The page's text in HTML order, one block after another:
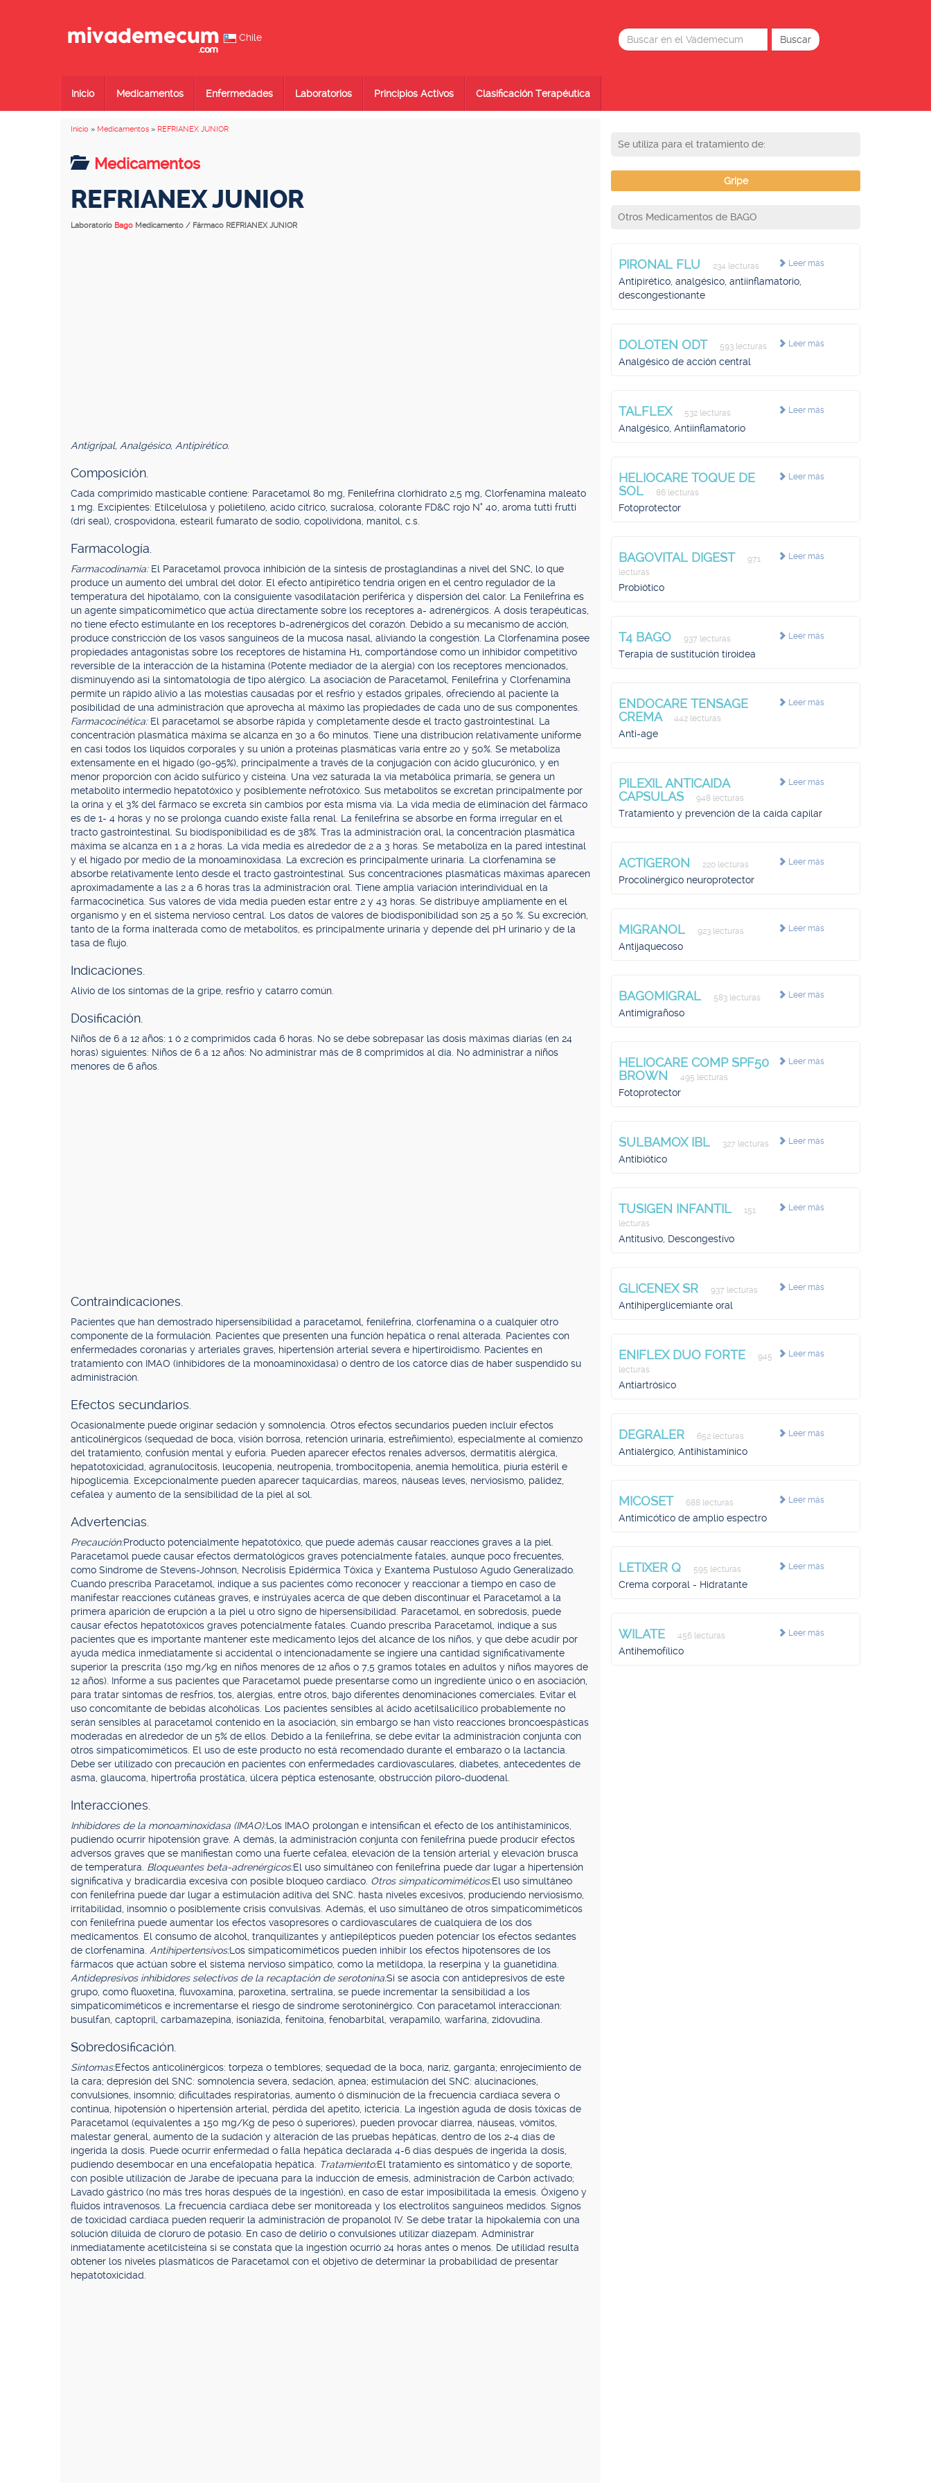
Chile
Inicio Medicamentos Enfermedades Laboratorios Principios Activos Clasificación Terapéutica
Inicio » Medicamentos » REFRIANEX JUNIOR
Medicamentos
REFRIANEX JUNIOR
Laboratorio Bago Medicamento / Fármaco REFRIANEX JUNIOR
Antigripal, Analgésico, Antipirético.
Composición.
Cada comprimido masticable contiene: Paracetamol 80 mg, Fenilefrina clorhidrato 2,5 mg, Clorfenamina maleato
1 mg. Excipientes: Etilcelulosa y polietileno, acido cítrico, sucralosa, colorante FD&C rojo N° 40, aroma tutti frutti
(dri seal), crospovidona, estearil fumarato de sodio, copolividona, manitol, c.s.
Farmacología.
Farmacodinamia: El Paracetamol provoca inhibición de la síntesis de prostaglandinas a nivel del SNC, lo que
produce un aumento del umbral del dolor. El efecto antipirético tendría origen en el centro regulador de la
temperatura del hipotálamo, con la consiguiente vasodilatación periférica y dispersión del calor. La Fenilefrina es
un agente simpaticomimético que actúa directamente sobre los receptores a- adrenérgicos. A dosis terapéuticas,
no tiene efecto estimulante en los receptores b-adrenérgicos del corazón. Debido a su mecanismo de acción,
produce constricción de los vasos sanguíneos de la mucosa nasal, aliviando la congestión. La Clorfenamina posee
propiedades antagonistas sobre los receptores de histamina H1, comportándose como un inhibidor competitivo
reversible de la interacción de la histamina (Potente mediador de la alergia) con los receptores mencionados,
disminuyendo así la sintomatología de tipo alérgico. La asociación de Paracetamol, Fenilefrina y Clorfenamina
permite un rápido alivio a las molestias causadas por el resfrío y estados gripales, ofreciendo al paciente la
posibilidad de una administración que aprovecha al máximo las propiedades de cada uno de sus componentes.
Farmacocinética: El paracetamol se absorbe rápida y completamente desde el tracto gastrointestinal. La
concentración plasmática máxima se alcanza en 30 a 60 minutos. Tiene una distribución relativamente uniforme
en casi todos los líquidos corporales y su unión a proteínas plasmáticas varía entre 20 y 50%. Se metaboliza
extensamente en el hígado (90-95%), principalmente a través de la conjugación con ácido glucurónico, y en
menor proporción con ácido sulfúrico y cisteína. Una vez saturada la vía metabólica primaria, se genera un
metabolito intermedio hepatotóxico y posiblemente nefrotóxico. Sus metabolitos se excretan principalmente por
la orina y el 3% del fármaco se excreta sin cambios por esta misma vía. La vida media de eliminación del fármaco
es de 1- 4 horas y no se prolonga cuando existe falla renal. La fenilefrina se absorbe en forma irregular en el
tracto gastrointestinal. Su biodisponibilidad es de 38%. Tras la administración oral, la concentración plasmática
máxima se alcanza en 1 a 2 horas. La vida media es alrededor de 2 a 3 horas. Se metaboliza en la pared intestinal
y el hígado por medio de la monoaminoxidasa. La excreción es principalmente urinaria. La clorfenamina se
absorbe relativamente lento desde el tracto gastrointestinal. Sus concentraciones plasmáticas máximas aparecen
aproximadamente a las 2 a 6 horas tras la administración oral. Tiene amplia variación interindividual en la
farmacocinética. Sus valores de vida media pueden estar entre 2 y 43 horas. Se distribuye ampliamente en el
organismo y en el sistema nervioso central. Los datos de valores de biodisponibilidad son 25 a 50 %. Su excreción,
tanto de la forma inalterada como de metabolitos, es principalmente urinaria y depende del pH urinario y de la
tasa de flujo.
Indicaciones.
Alivio de los síntomas de la gripe, resfrío y catarro común.
Dosificación.
Niños de 6 a 12 años: 1 ó 2 comprimidos cada 6 horas. No se debe sobrepasar las dosis máximas diarias (en 24
horas) siguientes: Niños de 6 a 12 años: No administrar más de 8 comprimidos al día. No administrar a niños
menores de 6 años.
Contraindicaciones.
Pacientes que han demostrado hipersensibilidad a paracetamol, fenilefrina, clorfenamina o a cualquier otro
componente de la formulación. Pacientes que presenten una función hepática o renal alterada. Pacientes con
enfermedades coronarias y arteriales graves, hipertensión arterial severa e hipertiroidismo. Pacientes en
tratamiento con IMAO (inhibidores de la monoaminoxidasa) o dentro de los catorce días de haber suspendido su
administración.
Efectos secundarios.
Ocasionalmente puede originar sedación y somnolencia. Otros efectos secundarios pueden incluir efectos
anticolinérgicos (sequedad de boca, visión borrosa, retención urinaria, estreñimiento), especialmente al comienzo
del tratamiento, confusión mental y euforia. Pueden aparecer efectos renales adversos, dermatitis alérgica,
hepatotoxicidad, agranulocitosis, leucopenia, neutropenia, trombocitopenia, anemia hemolítica, piuria estéril e
hipoglicemia. Excepcionalmente pueden aparecer taquicardias, mareos, náuseas leves, nerviosismo, palidez,
cefalea y aumento de la sensibilidad de la piel al sol.
Advertencias.
Precaución:Producto potencialmente hepatotóxico, que puede además causar reacciones graves a la piel.
Paracetamol puede causar efectos dermatológicos graves potencialmente fatales, aunque poco frecuentes,
como Síndrome de Stevens-Johnson, Necrolisis Epidérmica Tóxica y Exantema Pustuloso Agudo Generalizado.
Cuando prescriba Paracetamol, indique a sus pacientes cómo reconocer y reaccionar a tiempo en caso de
manifestar reacciones cutáneas graves, e instrúyales acerca de que deben discontinuar el Paracetamol a la
primera aparición de erupción a la piel u otro signo de hipersensibilidad. Paracetamol, en sobredosis, puede
causar efectos hepatotóxicos graves potencialmente fatales. Cuando prescriba Paracetamol, indique a sus
pacientes que es importante mantener este medicamento lejos del alcance de los niños, y que debe acudir por
ayuda médica inmediatamente si accidental o intencionadamente se ingiere una cantidad significativamente
superior la prescrita (150 mg/kg en niños menores de 12 años o 7,5 gramos totales en adultos y niños mayores de
12 años). Informe a sus pacientes que Paracetamol puede presentarse como un ingrediente único o en asociación,
para tratar síntomas de resfríos, tos, alergias, entre otros, bajo diferentes denominaciones comerciales. Evitar el
uso concomitante de bebidas alcohólicas. Los pacientes sensibles al ácido acetilsalicílico probablemente no
serán sensibles al paracetamol contenido en la asociación, sin embargo se han visto reacciones broncoespásticas
moderadas en alrededor de un 5% de ellos. Debido a la fenilefrina, se debe evitar la administración conjunta con
otros simpaticomiméticos. El uso de este producto no está recomendado durante el embarazo o la lactancia.
Debe ser utilizado con precaución en pacientes con enfermedades cardiovasculares, diabetes, antecedentes de
asma, glaucoma, hipertrofia prostática, úlcera péptica estenosante, obstrucción píloro-duodenal.
Interacciones.
Inhibidores de la monoaminoxidasa (IMAO):Los IMAO prolongan e intensifican el efecto de los antihistamínicos,
pudiendo ocurrir hipotensión grave. A demás, la administración conjunta con fenilefrina puede producir efectos
adversos graves que se manifiestan como una fuerte cefalea, elevación de la tensión arterial y elevación brusca
de temperatura. Bloqueantes beta-adrenérgicos:El uso simultáneo con fenilefrina puede dar lugar a hipertensión
significativa y bradicardia excesiva con posible bloqueo cardíaco. Otros simpaticomiméticos:El uso simultáneo
con fenilefrina puede dar lugar a estimulación aditiva del SNC. hasta niveles excesivos, produciendo nerviosismo,
irritabilidad, insomnio o posiblemente crisis convulsivas. Además, el uso simultáneo de otros simpaticomiméticos
con fenilefrina puede aumentar los efectos vasopresores o cardiovasculares de cualquiera de los dos
medicamentos. El consumo de alcohol, tranquilizantes y antiepilépticos pueden potenciar los efectos sedantes
de clorfenamina. Antihipertensivos:Los simpaticomiméticos pueden inhibir los efectos hipotensores de los
fármacos que actúan sobre el sistema nervioso simpático, como la metildopa, la reserpina y la guanetidina.
Antidepresivos inhibidores selectivos de la recaptación de serotonina:Si se asocia con antidepresivos de este
grupo, como fluoxetina, fluvoxamina, paroxetina, sertralina, se puede incrementar la sensibilidad a los
simpaticomiméticos e incrementarse el riesgo de síndrome serotoninérgico. Con paracetamol interaccionan:
busulfan, captopril, carbamazepina, isoniazida, fenitoína, fenobarbital, verapamilo, warfarina, zidovudina.
Sobredosificación.
Síntomas:Efectos anticolinérgicos: torpeza o temblores; sequedad de la boca, nariz, garganta; enrojecimiento de
la cara; depresión del SNC: somnolencia severa, sedación, apnea; estimulación del SNC: alucinaciones,
convulsiones, insomnio; dificultades respiratorias, aumento ó disminución de la frecuencia cardíaca severa o
continua, hipotensión o hipertensión arterial, pérdida del apetito, ictericia. La ingestión aguda de dosis tóxicas de
Paracetamol (equivalentes a 150 mg/Kg de peso ó superiores), pueden provocar diarrea, náuseas, vómitos,
malestar general, aumento de la sudación y alteración de las pruebas hepáticas, dentro de los 2-4 días de
ingerida la dosis. Puede ocurrir enfermedad o falla hepática declarada 4-6 días después de ingerida la dosis,
pudiendo desembocar en una encefalopatía hepática.
Tratamiento:El tratamiento es sintomático y de soporte,
con posible utilización de Jarabe de ipecuana para la inducción de emesis, administración de Carbón activado;
Lavado gástrico (no más tres horas después de la ingestión), en caso de estar imposibilitada la emesis. Óxigeno y
fluidos intravenosos. La frecuencia cardíaca debe ser monitoreada y los electrolitos sanguíneos medidos. Signos
de toxicidad cardíaca pueden requerir la administración de propanolol IV. Se debe tratar la hipokalemia con una
solución diluida de cloruro de potasio. En caso de delirio o convulsiones utilizar diazepam. Administrar
inmediatamente acetilcisteína si se constata que la ingestión ocurrió 24 horas antes o menos. De utilidad resulta
obtener los niveles plasmáticos de Paracetamol con el objetivo de determinar la probabilidad de presentar
hepatotoxicidad.
Se utiliza para el tratamiento de:
Gripe
Otros Medicamentos de BAGO
Leer más
PIRONAL FLU 234 lecturas
Antipirético, analgésico, antiinflamatorio,
descongestionante
Leer más
DOLOTEN ODT 593 lecturas
Analgésico de acción central
Leer más
TALFLEX 532 lecturas
Analgésico, Antiinflamatorio
Leer más
HELIOCARE TOQUE DE
SOL
86 lecturas
Fotoprotector
Leer más
BAGOVITAL DIGEST
971
lecturas
Probiótico
Leer más
T4 BAGO 937 lecturas
Terapia de sustitución tiroidea
Leer más
ENDOCARE TENSAGE
CREMA
442 lecturas
Anti-age
Leer más
PILEXIL ANTICAIDA
CAPSULAS
948 lecturas
Tratamiento y prevención de la caída capilar
Leer más
ACTIGERON 220 lecturas
Procolinérgico neuroprotector
Leer más
MIGRANOL 923 lecturas
Antijaquecoso
Leer más
BAGOMIGRAL 583 lecturas
Antimigrañoso
Leer más
HELIOCARE COMP SPF50
BROWN
495 lecturas
Fotoprotector
Leer más
SULBAMOX IBL 327 lecturas
Antibiótico
Leer más
TUSIGEN INFANTIL
151
lecturas
Antitusivo, Descongestivo
Leer más
GLICENEX SR 937 lecturas
Antihiperglicemiante oral
Leer más
ENIFLEX DUO FORTE
945
lecturas
Antiartrósico
Leer más
DEGRALER 652 lecturas
Antialérgico, Antihistamínico
Leer más
MICOSET 688 lecturas
Antimicótico de amplio espectro
Leer más
LETIXER Q 595 lecturas
Crema corporal - Hidratante
Leer más
WILATE 456 lecturas
Antihemofílico